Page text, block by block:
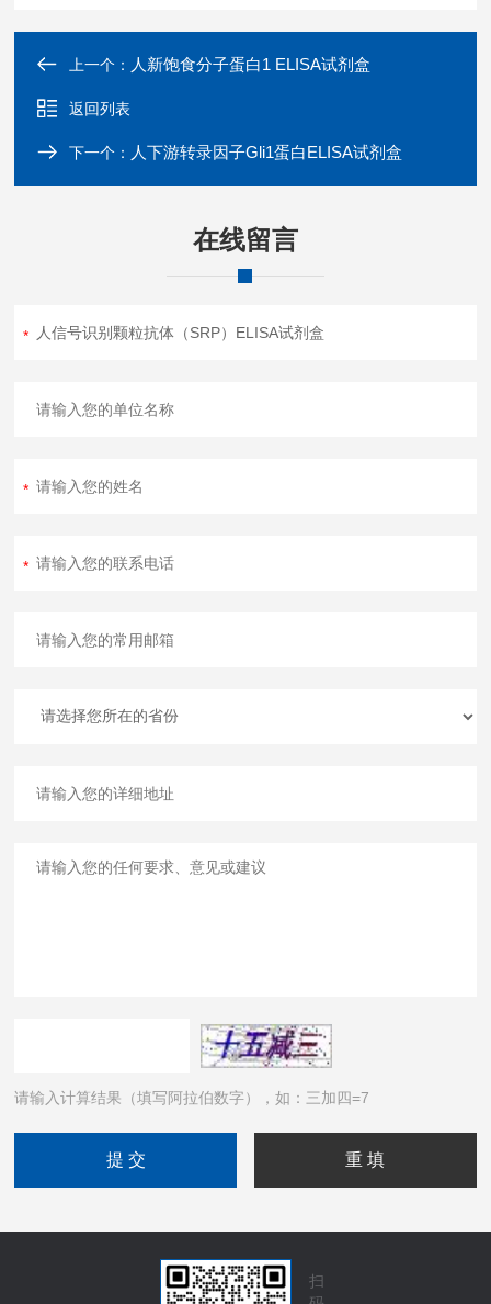
上一个： 人新饱食分子蛋白1 ELISA试剂盒
返回列表
下一个： 人下游转录因子Gli1蛋白ELISA试剂盒
在线留言
请输入计算结果（填写阿拉伯数字），如：三加四=7
扫